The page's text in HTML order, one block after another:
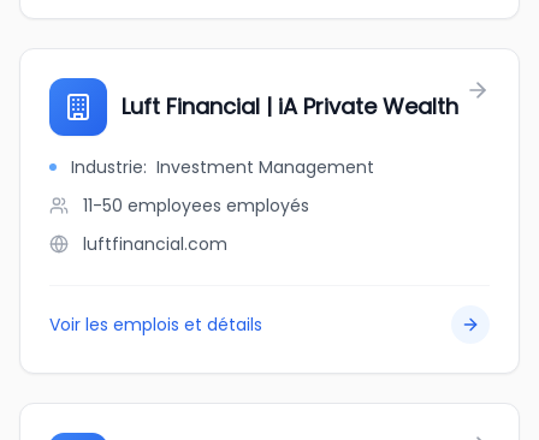
Luft Financial | iA Private Wealth
Industrie: Investment Management
11-50 employees employés
luftfinancial.com
Voir les emplois et détails